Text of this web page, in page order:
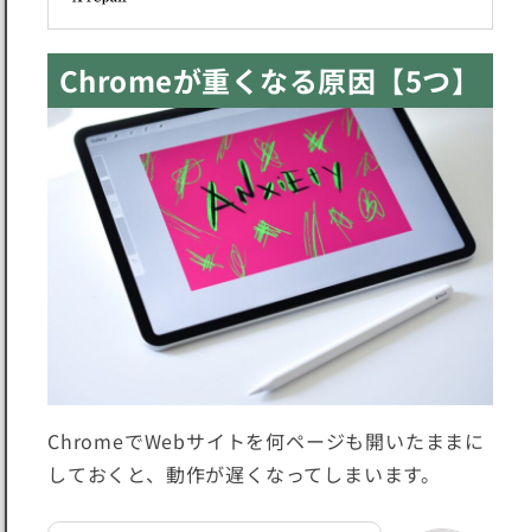
Chromeが重くなる原因【5つ】
ChromeでWebサイトを何ページも開いたままに
しておくと、動作が遅くなってしまいます。